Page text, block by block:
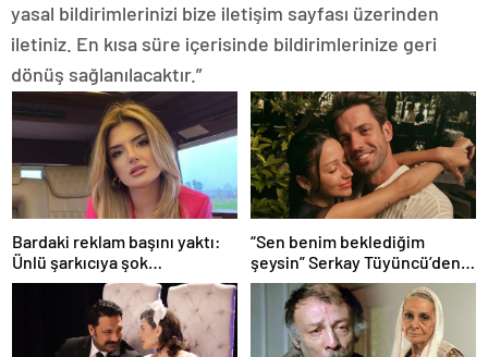
yasal bildirimlerinizi bize iletişim sayfası üzerinden
iletiniz. En kısa süre içerisinde bildirimlerinize geri
dönüş sağlanılacaktır.”
Bardaki reklam başını yaktı:
Ünlü şarkıcıya şok
soruşturma! Haberim yoktu…
“Sen benim beklediğim
şeysin” Serkay Tüyüncü’den
Zeynep Bastık’a aşk dolu 1. yıl
kutlaması!